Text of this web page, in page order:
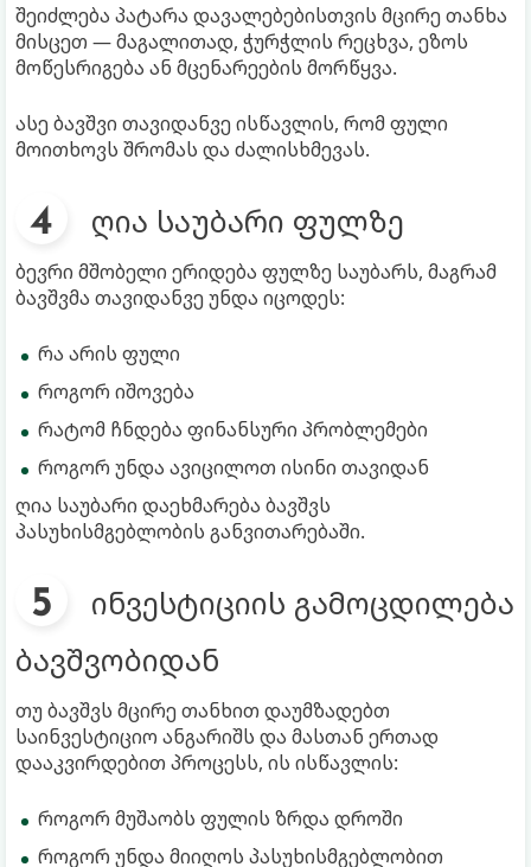
შეიძლება პატარა დავალებებისთვის მცირე თანხა
მისცეთ — მაგალითად, ჭურჭლის რეცხვა, ეზოს
მოწესრიგება ან მცენარეების მორწყვა.
ასე ბავშვი თავიდანვე ისწავლის, რომ ფული
მოითხოვს შრომას და ძალისხმევას.
ღია საუბარი ფულზე
ბევრი მშობელი ერიდება ფულზე საუბარს, მაგრამ
ბავშვმა თავიდანვე უნდა იცოდეს:
რა არის ფული
როგორ იშოვება
რატომ ჩნდება ფინანსური პრობლემები
როგორ უნდა ავიცილოთ ისინი თავიდან
ღია საუბარი დაეხმარება ბავშვს
პასუხისმგებლობის განვითარებაში.
ინვესტიციის გამოცდილება
ბავშვობიდან
თუ ბავშვს მცირე თანხით დაუმზადებთ
საინვესტიციო ანგარიშს და მასთან ერთად
დააკვირდებით პროცესს, ის ისწავლის:
როგორ მუშაობს ფულის ზრდა დროში
როგორ უნდა მიიღოს პასუხისმგებლობით